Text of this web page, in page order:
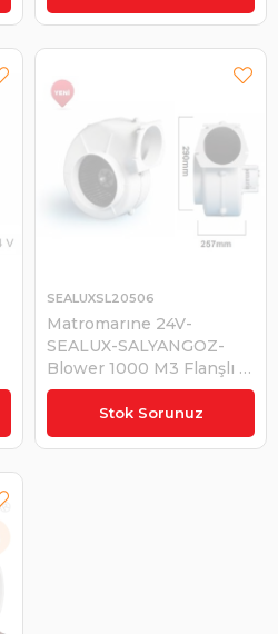
Stok Sorunuz
Matromarıne 24V-
SEALUX-SALYANGOZ-
Blower 1000 M3 Flanşlı |
SEALUX SL20506
SEALUXSL20506
₺10.535,73